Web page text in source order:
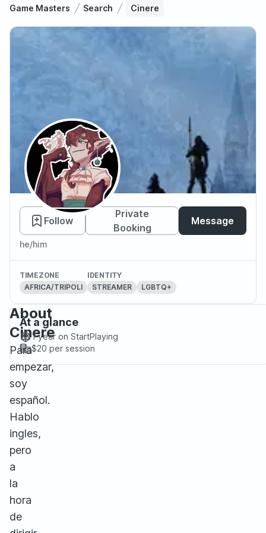
Game Masters Search Cinere
Cinere
Follow
Private
Booking
Message
he/him
TIMEZONE
AFRICA/TRIPOLI
IDENTITY
STREAMER
LGBTQ+
About
Cinere
Para
empezar,
soy
español.
Hablo
ingles,
pero
a
la
hora
de
At a glance
1 year on StartPlaying
$20 per session